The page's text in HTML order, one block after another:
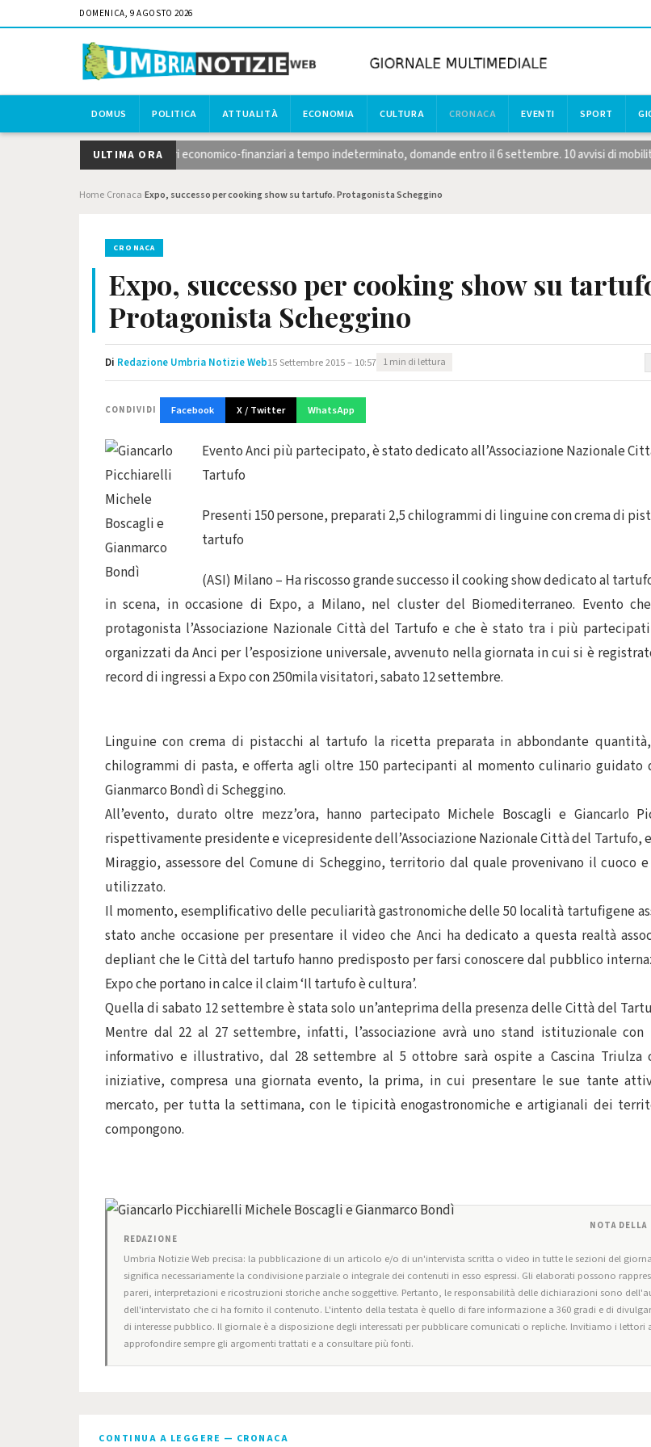
DOMENICA, 9 AGOSTO 2026
DOMUS POLITICA ATTUALITÀ ECONOMIA CULTURA CRONACA EVENTI SPORT
ULTIMA ORA
concorso per 10 funzionari economico-finanziari a tempo indeterminato, domande entro il 6 settembre. 10 avvisi di mobilità e
Home Cronaca Expo, successo per cooking show su tartufo. Protagonista Scheggino
CRONACA
Expo, successo per cooking show su
Protagonista Scheggino
Di Redazione Umbria Notizie Web15 Settembre 2015 – 10:57 1 min di lettura
CONDIVIDI Facebook X / Twitter WhatsApp
Evento Anci più partecipato, è stato dedicato all’Associazione Nazionale
Tartufo
Presenti 150 persone, preparati 2,5 chilogrammi di linguine con crema di
tartufo
(ASI) Milano – Ha riscosso grande successo il cooking show dedicato al
in scena, in occasione di Expo, a Milano, nel cluster del Biomediterraneo. Evento
protagonista l’Associazione Nazionale Città del Tartufo e che è stato tra i più
organizzati da Anci per l’esposizione universale, avvenuto nella giornata in cui si è
record di ingressi a Expo con 250mila visitatori, sabato 12 settembre.
Linguine con crema di pistacchi al tartufo la ricetta preparata in abbondante
chilogrammi di pasta, e offerta agli oltre 150 partecipanti al momento culinario guidato
Gianmarco Bondì di Scheggino.
All’evento, durato oltre mezz’ora, hanno partecipato Michele Boscagli e Giancarlo
rispettivamente presidente e vicepresidente dell’Associazione Nazionale Città del Tartufo,
Miraggio, assessore del Comune di Scheggino, territorio dal quale provenivano il cuoco
utilizzato.
Il momento, esemplificativo delle peculiarità gastronomiche delle 50 località tartufigene
stato anche occasione per presentare il video che Anci ha dedicato a questa realtà
depliant che le Città del tartufo hanno predisposto per farsi conoscere dal pubblico
Expo che portano in calce il claim ‘Il tartufo è cultura’.
Quella di sabato 12 settembre è stata solo un’anteprima della presenza delle Città del
Mentre dal 22 al 27 settembre, infatti, l’associazione avrà uno stand istituzionale con
informativo e illustrativo, dal 28 settembre al 5 ottobre sarà ospite a Cascina Triulza
iniziative, compresa una giornata evento, la prima, in cui presentare le sue tante
mercato, per tutta la settimana, con le tipicità enogastronomiche e artigianali dei
compongono.
NOTA DELLA
REDAZIONE
Umbria Notizie Web precisa: la pubblicazione di un articolo e/o di un'intervista scritta o video in tutte le sezioni del
significa necessariamente la condivisione parziale o integrale dei contenuti in esso espressi. Gli elaborati possono
pareri, interpretazioni e ricostruzioni storiche anche soggettive. Pertanto, le responsabilità delle dichiarazioni sono
dell'intervistato che ci ha fornito il contenuto. L'intento della testata è quello di fare informazione a 360 gradi e di
di interesse pubblico. Il giornale è a disposizione degli interessati per pubblicare comunicati o repliche. Invitiamo i lettori
approfondire sempre gli argomenti trattati e a consultare più fonti.
CONTINUA A LEGGERE — CRONACA